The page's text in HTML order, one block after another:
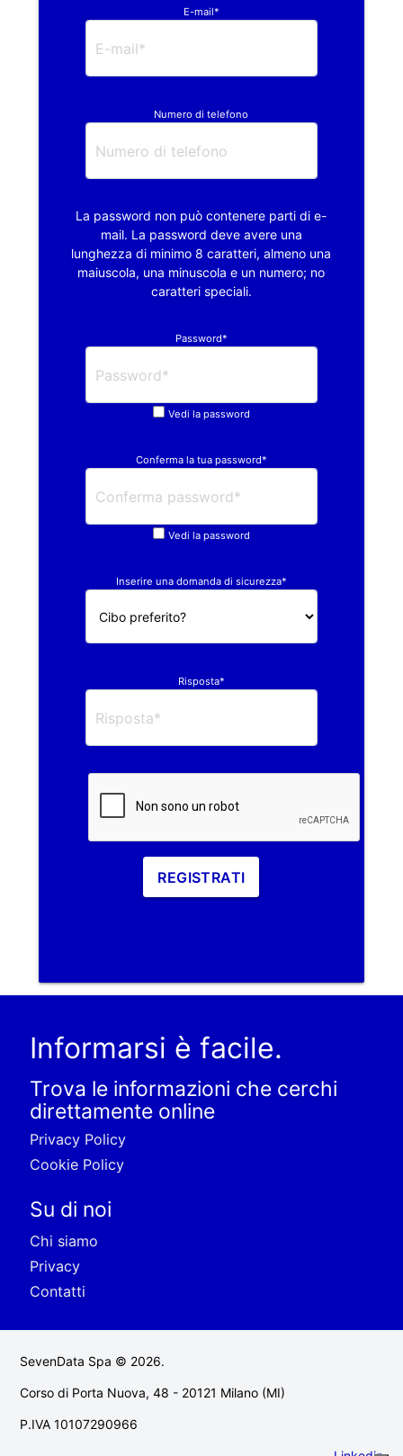
E-mail*
Numero di telefono
La password non può contenere parti di e-
mail. La password deve avere una
lunghezza di minimo 8 caratteri, almeno una
maiuscola, una minuscola e un numero; no
caratteri speciali.
Password*
Vedi la password
Conferma la tua password*
Vedi la password
Inserire una domanda di sicurezza*
Risposta*
REGISTRATI
Informarsi è facile.
Trova le informazioni che cerchi
direttamente online
Privacy Policy
Cookie Policy
Su di noi
Chi siamo
Privacy
Contatti
SevenData Spa © 2026.
Corso di Porta Nuova, 48 - 20121 Milano (MI)
P.IVA 10107290966